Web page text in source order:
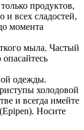
продуктов,
всех сладостей,
момента
мыла. Частый
одежды.
холодовой
и всегда имейте
Носите